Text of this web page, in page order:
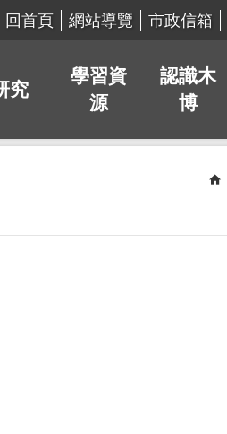
回首頁 網站導覽 市政信箱
究
學習資
源
認識木
博